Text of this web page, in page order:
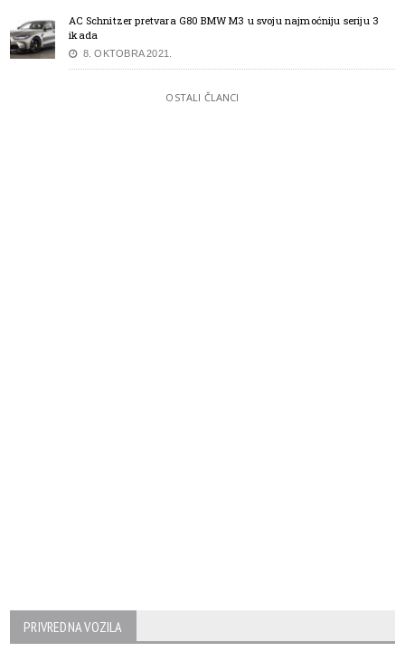
AC Schnitzer pretvara G80 BMW M3 u svoju najmoćniju seriju 3
ikada
8. OKTOBRA 2021.
OSTALI ČLANCI
PRIVREDNA VOZILA